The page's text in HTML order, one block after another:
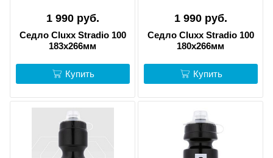
1 990 руб.
Седло Cluxx Stradio 100
183х266мм
Купить
1 990 руб.
Седло Cluxx Stradio 100
180х266мм
Купить